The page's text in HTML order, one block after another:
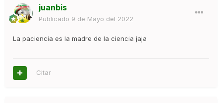
juanbis
Publicado 9 de Mayo del 2022
La paciencia es la madre de la ciencia jaja
Citar